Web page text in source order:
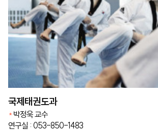
국제태권도과
박정욱 교수
연구실 : 053-850-1483